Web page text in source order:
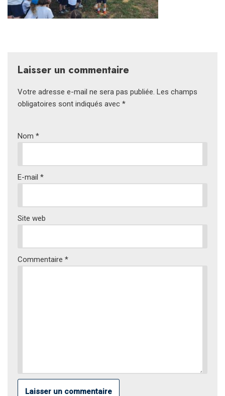
Laisser un commentaire
Votre adresse e-mail ne sera pas publiée. Les champs
obligatoires sont indiqués avec *
Nom *
E-mail *
Site web
Commentaire *